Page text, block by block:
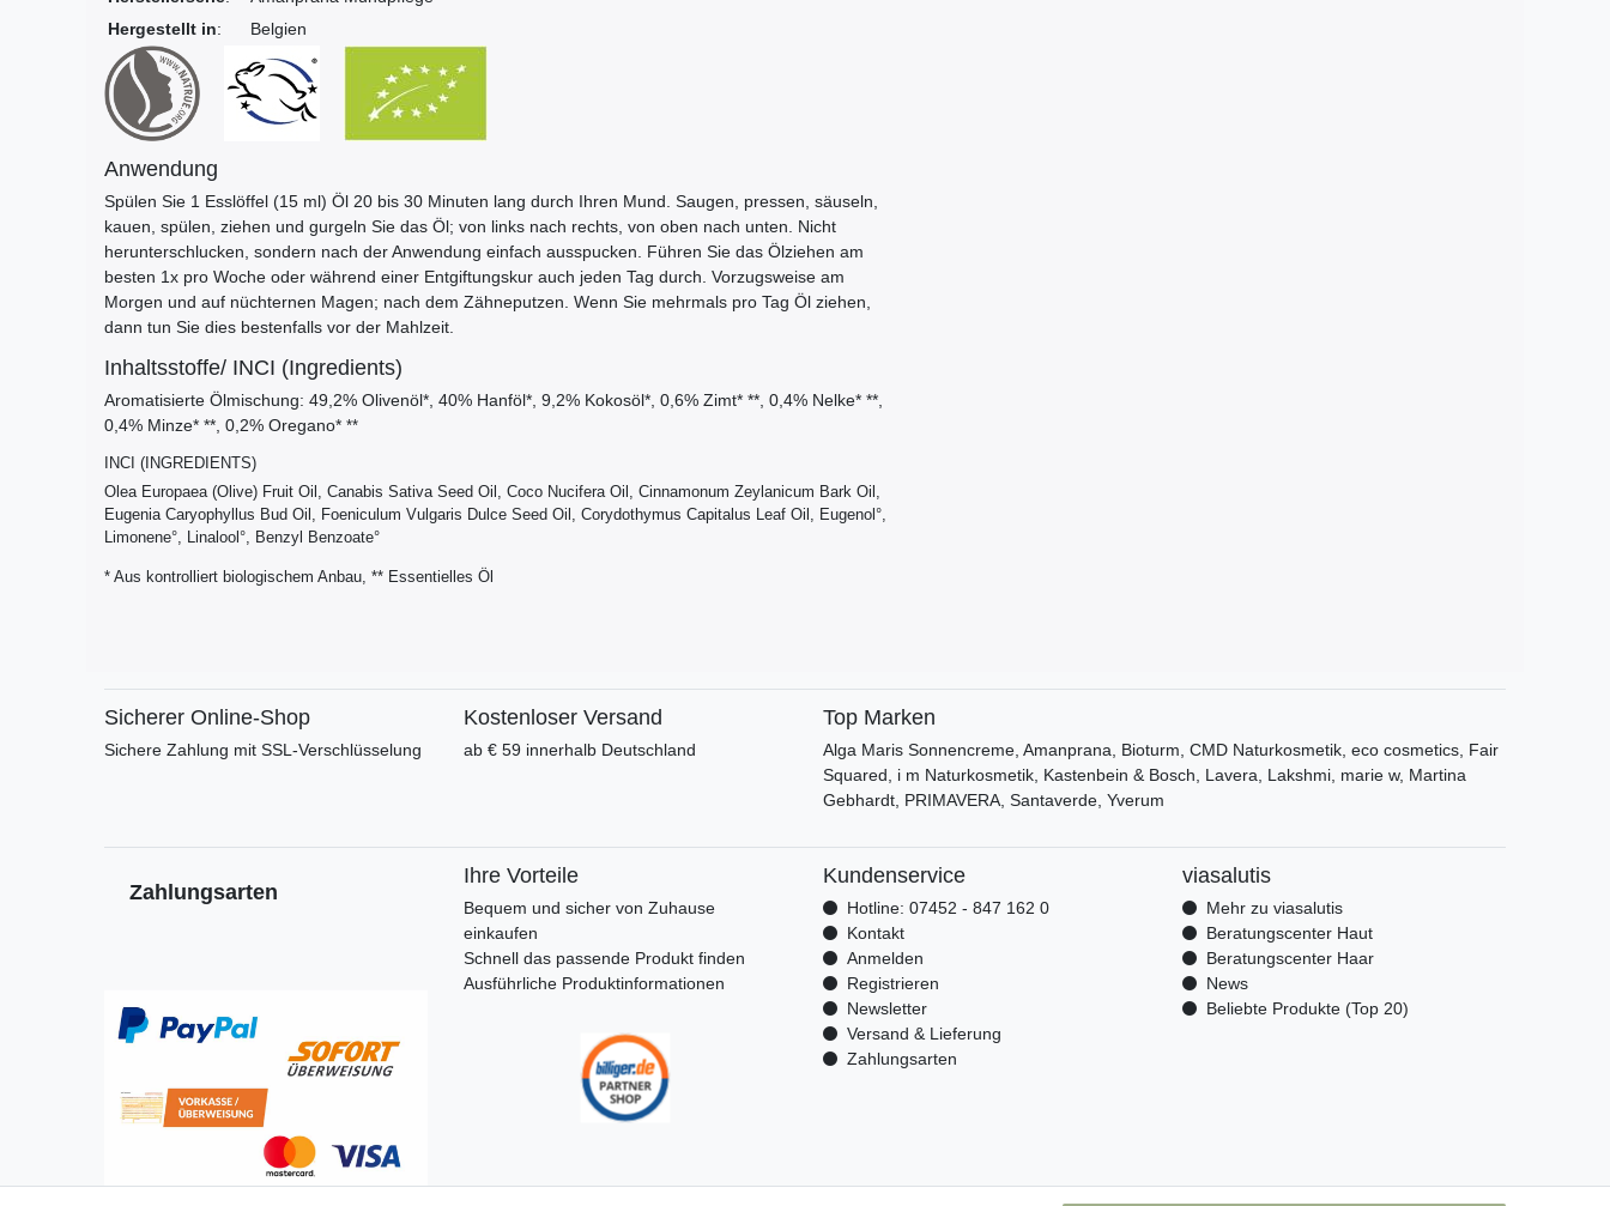
Hergestellt in: Belgien
Anwendung
Spülen Sie 1 Esslöffel (15 ml) Öl 20 bis 30 Minuten lang durch Ihren Mund. Saugen, pressen, säuseln,
kauen, spülen, ziehen und gurgeln Sie das Öl; von links nach rechts, von oben nach unten. Nicht
herunterschlucken, sondern nach der Anwendung einfach ausspucken. Führen Sie das Ölziehen am
besten 1x pro Woche oder während einer Entgiftungskur auch jeden Tag durch. Vorzugsweise am
Morgen und auf nüchternen Magen; nach dem Zähneputzen. Wenn Sie mehrmals pro Tag Öl ziehen,
dann tun Sie dies bestenfalls vor der Mahlzeit.
Inhaltsstoffe/ INCI (Ingredients)
Aromatisierte Ölmischung: 49,2% Olivenöl*, 40% Hanföl*, 9,2% Kokosöl*, 0,6% Zimt* **, 0,4% Nelke* **,
0,4% Minze* **, 0,2% Oregano* **
INCI (INGREDIENTS)
Olea Europaea (Olive) Fruit Oil, Canabis Sativa Seed Oil, Coco Nucifera Oil, Cinnamonum Zeylanicum Bark Oil,
Eugenia Caryophyllus Bud Oil, Foeniculum Vulgaris Dulce Seed Oil, Corydothymus Capitalus Leaf Oil, Eugenol°,
Limonene°, Linalool°, Benzyl Benzoate°
* Aus kontrolliert biologischem Anbau, ** Essentielles Öl
Sicherer Online-Shop
Sichere Zahlung mit SSL-Verschlüsselung
Kostenloser Versand
ab € 59 innerhalb Deutschland
Top Marken
Alga Maris Sonnencreme, Amanprana, Bioturm, CMD Naturkosmetik, eco cosmetics, Fair
Squared, i m Naturkosmetik, Kastenbein & Bosch, Lavera, Lakshmi, marie w, Martina
Gebhardt, PRIMAVERA, Santaverde, Yverum
Zahlungsarten
Ihre Vorteile
Bequem und sicher von Zuhause
einkaufen
Schnell das passende Produkt finden
Ausführliche Produktinformationen
Kundenservice
Hotline: 07452 - 847 162 0
Kontakt
Anmelden
Registrieren
Newsletter
Versand & Lieferung
Zahlungsarten
viasalutis
Mehr zu viasalutis
Beratungscenter Haut
Beratungscenter Haar
News
Beliebte Produkte (Top 20)